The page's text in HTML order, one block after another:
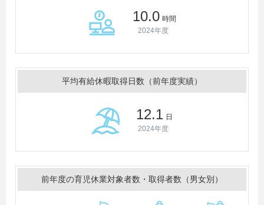
10.0 時間
2024年度
平均有給休暇取得日数（前年度実績）
12.1 日
2024年度
前年度の育児休業対象者数・取得者数（男女別）